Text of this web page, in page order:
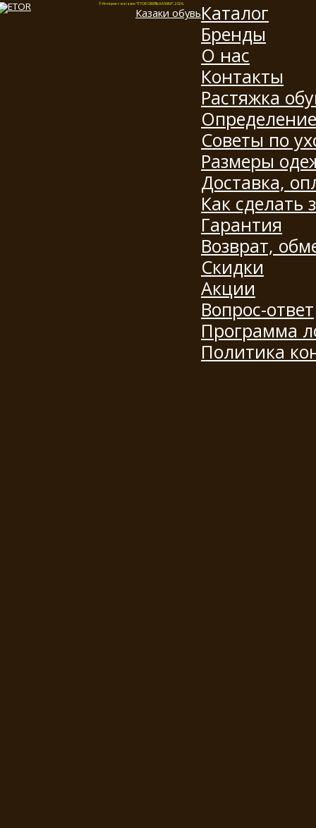
© Интернет-магазин "ETOR ОБУВЬ КАЗАКИ", 2026.
Казаки обувьКаталог
Бренды
О нас
Контакты
Растяжка
Советы по
Размеры
Доставка,
Как сделать
Гарантия
Возврат,
Скидки
Акции
Вопрос-ответ
Программа
Политика